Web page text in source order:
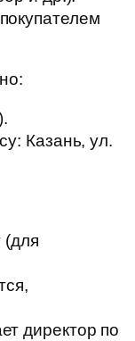
Казань, ул.
(для
директор по